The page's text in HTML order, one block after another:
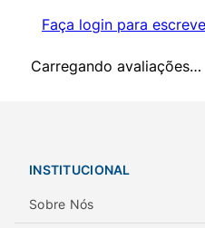
Faça login para
Carregando avaliações…
INSTITUCIONAL
Sobre Nós